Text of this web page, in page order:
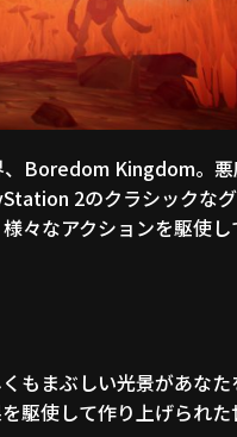
Boredom Kingdom。
2のクラシックな
々なアクションを駆使し
もまぶしい光景があな
駆使して作り上げられ